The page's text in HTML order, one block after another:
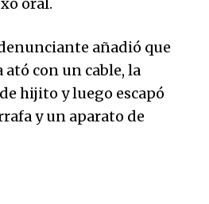
oral.
añadió que
ató con un cable, la
hijito y luego escapó
y un aparato de